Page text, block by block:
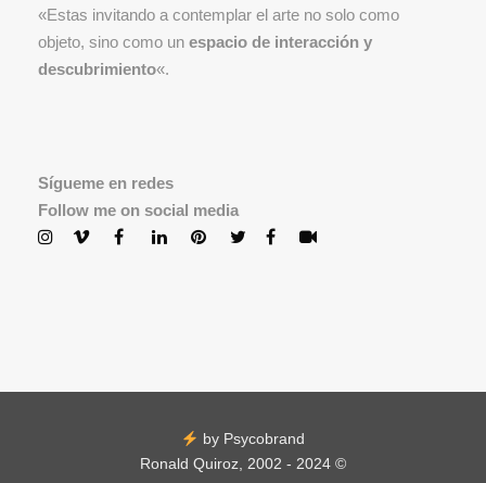
«Estas invitando a contemplar el arte no solo como
objeto, sino como un espacio de interacción y
descubrimiento«.
Sígueme en redes
Follow me on social media
by Psycobrand
Ronald Quiroz, 2002 - 2024 ©